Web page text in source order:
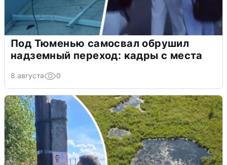
Под Тюменью самосвал обрушил
надземный переход: кадры с места
8 августа 0